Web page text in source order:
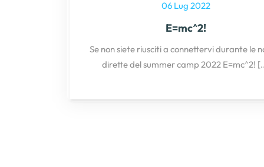
06 Lug 2022
E=mc^2!
Se non siete riusciti a connettervi durante le
dirette del summer camp 2022 E=mc^2!